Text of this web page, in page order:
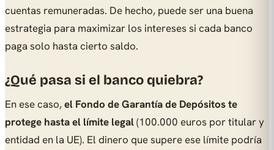
cuentas remuneradas. De hecho, puede ser una buena
estrategia para maximizar los intereses si cada banco
paga solo hasta cierto saldo.
¿Qué pasa si el banco quiebra?
En ese caso,el Fondo de Garantía de Depósitos te
protege hasta el límite legal(100.000 euros por titular y
entidad en la UE). El dinero que supere ese límite podría